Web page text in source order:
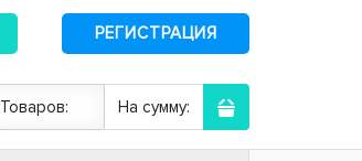
РЕГИСТРАЦИЯ
Товаров: На сумму: